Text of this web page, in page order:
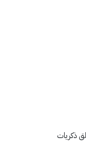
ذكريات